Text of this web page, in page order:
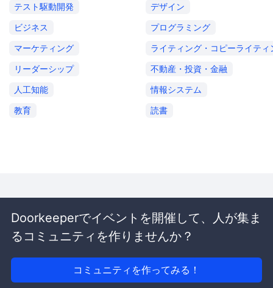
テスト駆動開発
デザイン
ビジネス
プログラミング
マーケティング
ライティング・コピーライティ
リーダーシップ
不動産・投資・金融
人工知能
情報システム
教育
読書
Doorkeeperでイベントを開催して、人が集ま
るコミュニティを作りませんか？
コミュニティを作ってみる！